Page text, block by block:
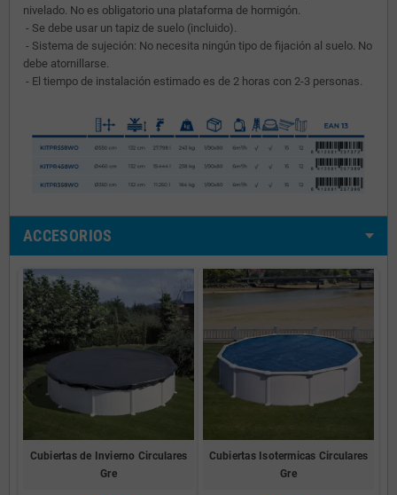
nivelado. No es obligatorio una plataforma de hormigón.
- Se debe usar un tapiz de suelo (incluido).
- Sistema de sujeción: No necesita ningún tipo de fijación al suelo. No
debe atornillarse.
- El tiempo de instalación estimado es de 2 horas con 2-3 personas.
ACCESORIOS
Cubiertas de Invierno Circulares
Gre
Cubiertas Isotermicas Circulares
Gre